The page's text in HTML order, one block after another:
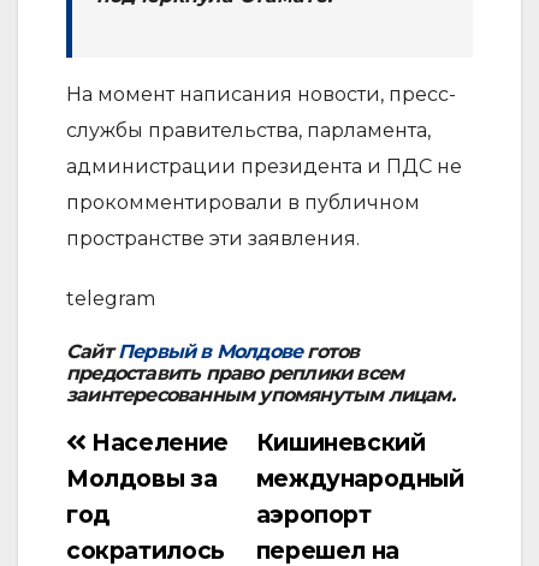
На момент написания новости, пресс-
службы правительства, парламента,
администрации президента и ПДС не
прокомментировали в публичном
пространстве эти заявления.
telegram
СайтПервый в Молдовеготов
предоставить право реплики всем
заинтересованным упомянутым лицам.
Навигация
по
Кишиневский
международный
аэропорт
перешел на
Население
Молдовы за
год
сократилось